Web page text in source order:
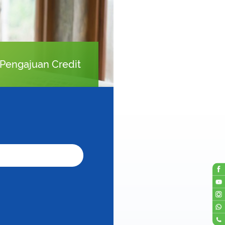
Pengajuan Credit